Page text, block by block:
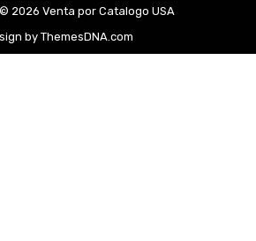
2026 Venta por Catalogo USA
by ThemesDNA.com